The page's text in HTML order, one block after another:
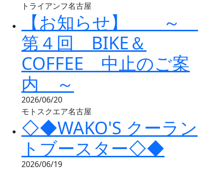
トライアンフ名古屋
【お知らせ】 ～
第４回 BIKE＆
COFFEE 中止のご案
内 ～
2026/06/20
モトスクエア名古屋
◇◆WAKO'S クーラン
トブースター◇◆
2026/06/19